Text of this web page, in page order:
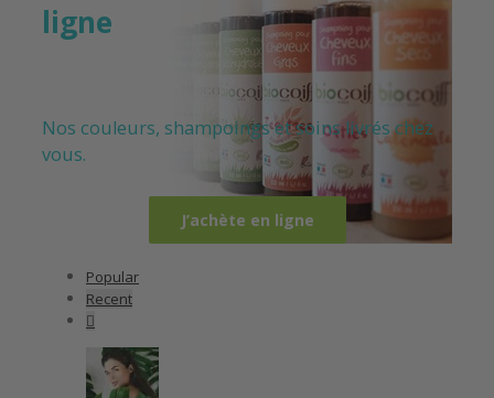
ligne
Nos couleurs, shampoings et soins livrés chez
vous.
J’achète en ligne
Popular
Recent